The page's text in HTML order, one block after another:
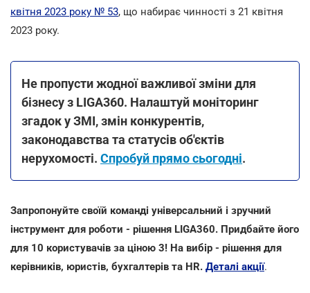
квітня 2023 року № 53, що набирає чинності з 21 квітня
2023 року.
Не пропусти жодної важливої зміни для
бізнесу з LIGA360. Налаштуй моніторинг
згадок у ЗМІ, змін конкурентів,
законодавства та статусів об'єктів
нерухомості. Спробуй прямо сьогодні.
Запропонуйте своїй команді універсальний і зручний
інструмент для роботи - рішення LIGA360. Придбайте його
для 10 користувачів за ціною 3! На вибір - рішення для
керівників, юристів, бухгалтерів та HR. Деталі акції.